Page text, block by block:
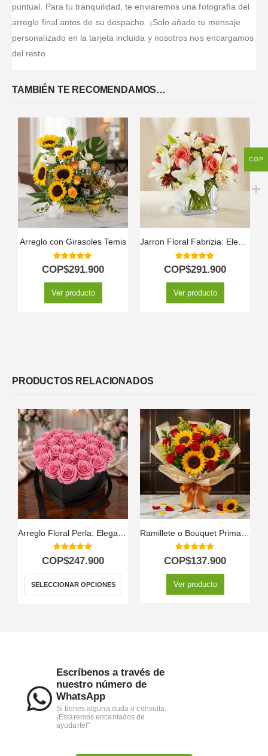
puntual. Para tu tranquilidad, te enviaremos una fotografía del
arreglo final antes de su despacho. ¡Solo añade tu mensaje
personalizado en la tarjeta incluida y nosotros nos encargamos
del resto
TAMBIÉN TE RECOMENDAMOS…
Arreglo con Girasoles Temis
5.00out of 5
COP$291.900
Ver producto
Jarron Floral Fabrizia: Elegancia en Rosas Rosadas y Lirios 🤍
5.00out of 5
COP$291.900
Ver producto
PRODUCTOS RELACIONADOS
5.00out of 5
COP$247.900
SELECCIONAR OPCIONES
5.00out of 5
COP$137.900
Ver producto
Escríbenos a través de
nuestro número de
WhatsApp
Si tienes alguna duda o consulta.
¡Estaremos encantados de
ayudarte!"
COP